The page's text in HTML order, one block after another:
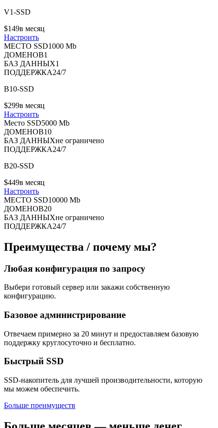
V1-SSD
$149в месяц
Настроить
МЕСТО SSD1000 Mb
ДОМЕНОВ1
БАЗ ДАННЫХ1
ПОДДЕРЖКА24/7
B10-SSD
$299в месяц
Настроить
Место SSD5000 Mb
ДОМЕНОВ10
БАЗ ДАННЫХне ограничено
ПОДДЕРЖКА24/7
B20-SSD
$449в месяц
Настроить
МЕСТО SSD10000 Mb
ДОМЕНОВ20
БАЗ ДАННЫХне ограничено
ПОДДЕРЖКА24/7
Преимущества / почему мы?
Любая конфигурация по запросу
Выбери готовый сервер или закажи собственную
конфигурацию.
Базовое администрирование
Отвечаем примерно за 20 минут и предоставляем базовую
поддержку круглосуточно и бесплатно.
Быстрый SSD
SSD-накопитель для лучшей производительности, которую
мы можем обеспечить.
Больше преимуществ